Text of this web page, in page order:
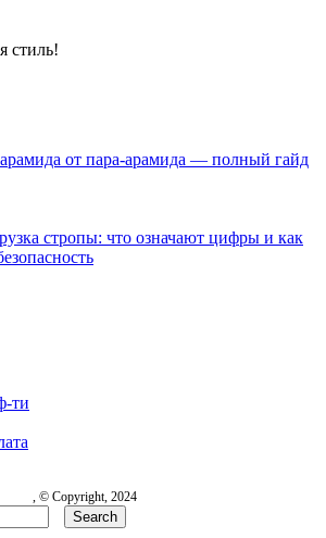
стиль!
от пара-арамида — полный гайд
стропы: что означают цифры и как
ти
, © Copyright, 2024
Search